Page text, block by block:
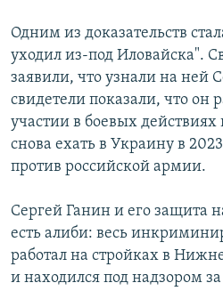
Одним из доказательств
уходил из-под Иловайска".
заявили, что узнали на ней
свидетели показали, что он
участии в боевых
снова ехать в Украину в
против российской армии.
Сергей Ганин и его защита
есть алиби: весь
работал на стройках в
и находился под надзором